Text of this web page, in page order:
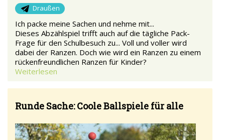
Draußen
Ich packe meine Sachen und nehme mit...
Dieses Abzählspiel trifft auch auf die tägliche Pack-
Frage für den Schulbesuch zu... Voll und voller wird
dabei der Ranzen. Doch wie wird ein Ranzen zu einem
rückenfreundlichen Ranzen für Kinder?
Weiterlesen
Runde Sache: Coole Ballspiele für alle